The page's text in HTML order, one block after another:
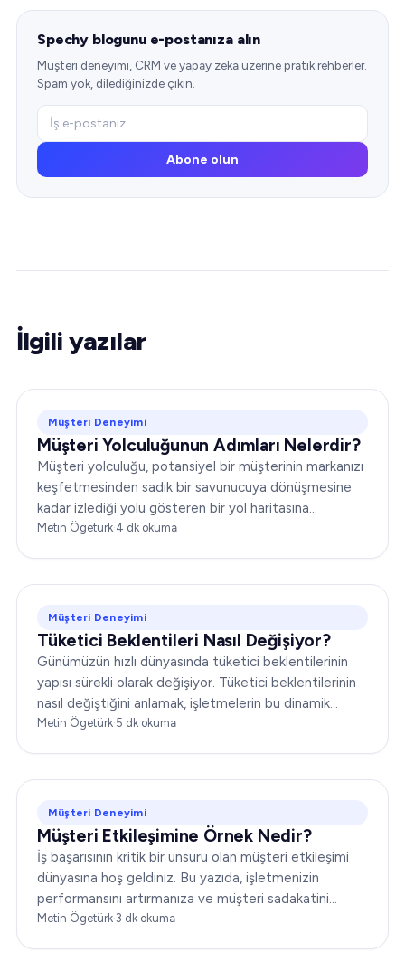
Spechy blogunu e-postanıza alın
Müşteri deneyimi, CRM ve yapay zeka üzerine pratik rehberler.
Spam yok, dilediğinizde çıkın.
Abone olun
İlgili yazılar
Müşteri Deneyimi
Müşteri Yolculuğunun Adımları Nelerdir?
Müşteri yolculuğu, potansiyel bir müşterinin markanızı
keşfetmesinden sadık bir savunucuya dönüşmesine
kadar izlediği yolu gösteren bir yol haritasına
benzetilebilir. Pazarlama ve müşteri hizmetleri
Metin Ögetürk·4 dk okuma
Müşteri Deneyimi
Tüketici Beklentileri Nasıl Değişiyor?
Günümüzün hızlı dünyasında tüketici beklentilerinin
yapısı sürekli olarak değişiyor. Tüketici beklentilerinin
nasıl değiştiğini anlamak, işletmelerin bu dinamik
ortamda başarılı olabilmesi için kritik öneme sahip...
Metin Ögetürk·5 dk okuma
Müşteri Deneyimi
Müşteri Etkileşimine Örnek Nedir?
İş başarısının kritik bir unsuru olan müşteri etkileşimi
dünyasına hoş geldiniz. Bu yazıda, işletmenizin
performansını artırmanıza ve müşteri sadakatini
güçlendirmenize yardımcı olacak çeşitli müşteri
Metin Ögetürk·3 dk okuma